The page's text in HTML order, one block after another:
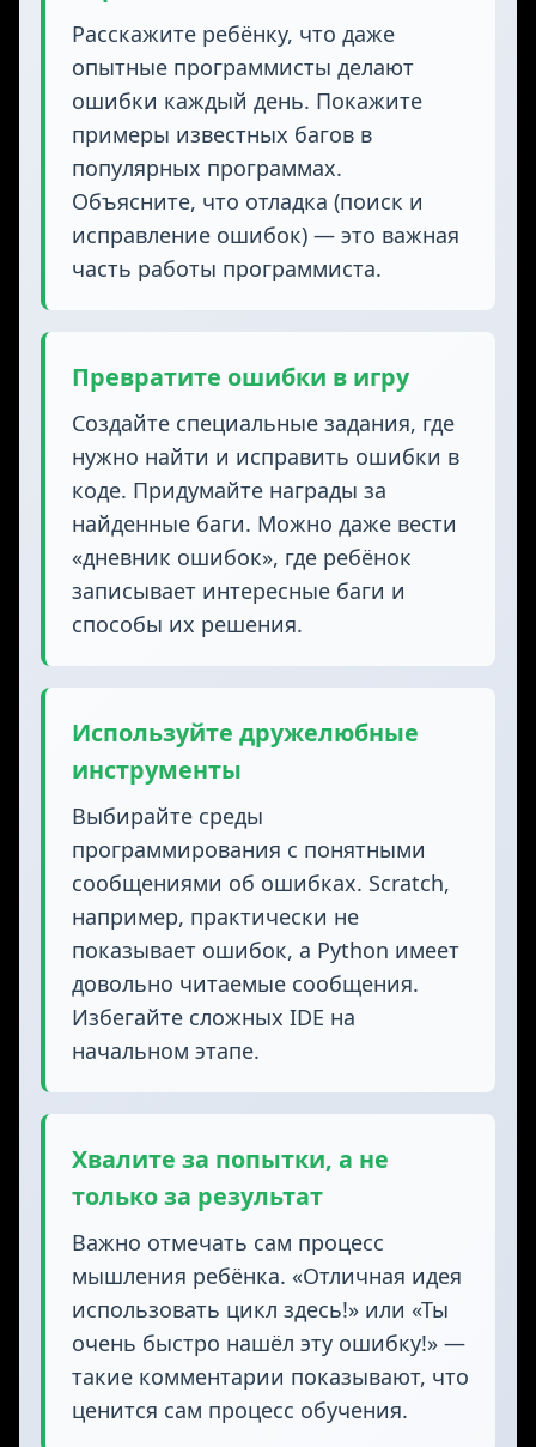
Расскажите ребёнку, что даже
опытные программисты делают
ошибки каждый день. Покажите
примеры известных багов в
популярных программах.
Объясните, что отладка (поиск и
исправление ошибок) — это важная
часть работы программиста.
Превратите ошибки в игру
Создайте специальные задания, где
нужно найти и исправить ошибки в
коде. Придумайте награды за
найденные баги. Можно даже вести
«дневник ошибок», где ребёнок
записывает интересные баги и
способы их решения.
Используйте дружелюбные
инструменты
Выбирайте среды
программирования с понятными
сообщениями об ошибках. Scratch,
например, практически не
показывает ошибок, а Python имеет
довольно читаемые сообщения.
Избегайте сложных IDE на
начальном этапе.
Хвалите за попытки, а не
только за результат
Важно отмечать сам процесс
мышления ребёнка. «Отличная идея
использовать цикл здесь!»‎ или «Ты
очень быстро нашёл эту ошибку!»‎ —
такие комментарии показывают, что
ценится сам процесс обучения.